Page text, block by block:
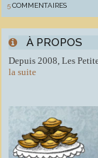
À PROPOS
Depuis 2008, Les
la suite
5COMMENTAIRES